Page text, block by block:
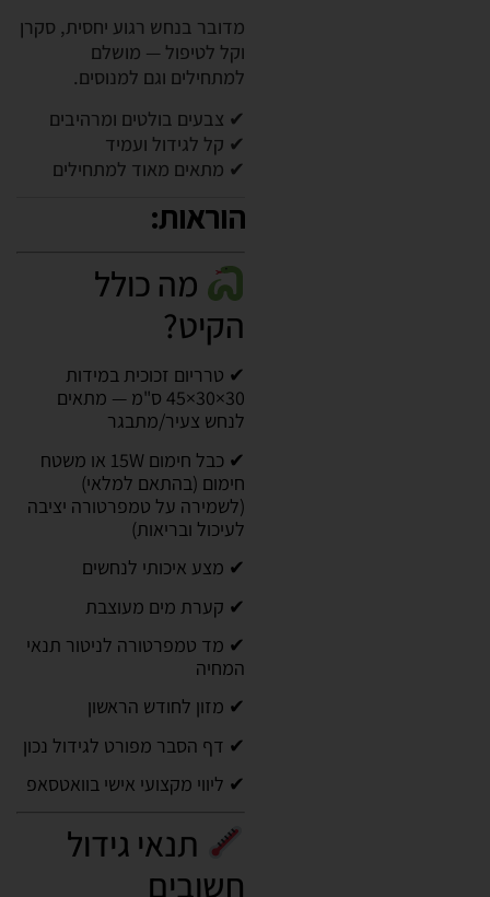
מדובר בנחש רגוע יחסית, סקרן
וקל לטיפול — מושלם
למתחילים וגם למנוסים.
✔ צבעים בולטים ומרהיבים
✔ קל לגידול ועמיד
✔ מתאים מאוד למתחילים
הוראות:
מה כולל
הקיט?
✔ טרריום זכוכית במידות
‎45×30×30 ס"מ — מתאים
לנחש צעיר/מתבגר
✔ כבל חימום 15W או משטח
חימום (בהתאם למלאי)
(לשמירה על טמפרטורה יציבה
לעיכול ובריאות)
✔ מצע איכותי לנחשים
✔ קערת מים מעוצבת
✔ מד טמפרטורה לניטור תנאי
המחיה
✔ מזון לחודש הראשון
✔ דף הסבר מפורט לגידול נכון
✔ ליווי מקצועי אישי בוואטסאפ
תנאי גידול
חשובים